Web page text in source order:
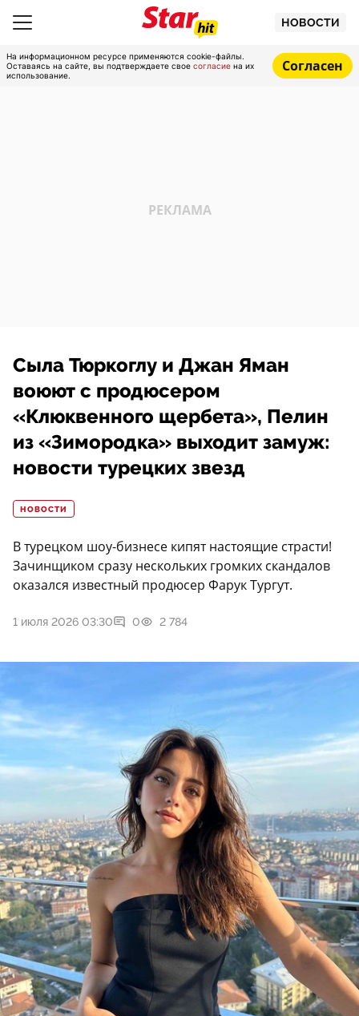
НОВОСТИ
На информационном ресурсе применяются cookie-файлы.
Оставаясь на сайте, вы подтверждаете свое согласие на их
использование.
Согласен
Сыла Тюркоглу и Джан Яман
воюют с продюсером
«Клюквенного щербета», Пелин
из «Зимородка» выходит замуж:
новости турецких звезд
НОВОСТИ
В турецком шоу-бизнесе кипят настоящие страсти!
Зачинщиком сразу нескольких громких скандалов
оказался известный продюсер Фарук Тургут.
1 июля 2026 03:30 0 2 784